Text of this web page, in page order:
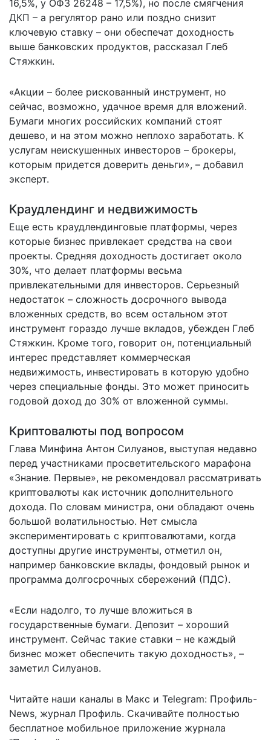
16,5%, у ОФЗ 26248 – 17,5%), но после смягчения
ДКП – а регулятор рано или поздно снизит
ключевую ставку – они обеспечат доходность
выше банковских продуктов, рассказал Глеб
Стяжкин.
«Акции – более рискованный инструмент, но
сейчас, возможно, удачное время для вложений.
Бумаги многих российских компаний стоят
дешево, и на этом можно неплохо заработать. К
услугам неискушенных инвесторов – брокеры,
которым придется доверить деньги», – добавил
эксперт.
Краудлендинг и недвижимость
Еще есть краудлендинговые платформы, через
которые бизнес привлекает средства на свои
проекты. Средняя доходность достигает около
30%, что делает платформы весьма
привлекательными для инвесторов. Серьезный
недостаток – сложность досрочного вывода
вложенных средств, во всем остальном этот
инструмент гораздо лучше вкладов, убежден Глеб
Стяжкин. Кроме того, говорит он, потенциальный
интерес представляет коммерческая
недвижимость, инвестировать в которую удобно
через специальные фонды. Это может приносить
годовой доход до 30% от вложенной суммы.
Криптовалюты под вопросом
Глава Минфина Антон Силуанов, выступая недавно
перед участниками просветительского марафона
«Знание. Первые», не рекомендовал рассматривать
криптовалюты как источник дополнительного
дохода. По словам министра, они обладают очень
большой волатильностью. Нет смысла
экспериментировать с криптовалютами, когда
доступны другие инструменты, отметил он,
например банковские вклады, фондовый рынок и
программа долгосрочных сбережений (ПДС).
«Если надолго, то лучше вложиться в
государственные бумаги. Депозит – хороший
инструмент. Сейчас такие ставки – не каждый
бизнес может обеспечить такую доходность», –
заметил Силуанов.
Читайте наши каналы в Макс и Telegram: Профиль-
News, журнал Профиль. Скачивайте полностью
бесплатное мобильное приложение журнала